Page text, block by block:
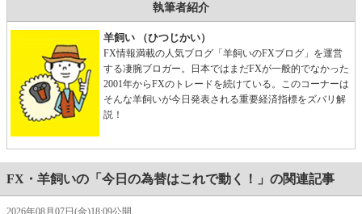
執筆者紹介
羊飼い （ひつじかい）
FX情報満載の人気ブログ「羊飼いのFXブログ」を運営
する凄腕ブロガー。日本ではまだFXが一般的でなかった
2001年からFXのトレードを続けている。このコーナーは
そんな羊飼いが今日発表される重要経済指標をズバリ解
説！
FX・羊飼いの「今日の為替はこれで動く！」の関連記事
2026年08月07日(金)18:09公開